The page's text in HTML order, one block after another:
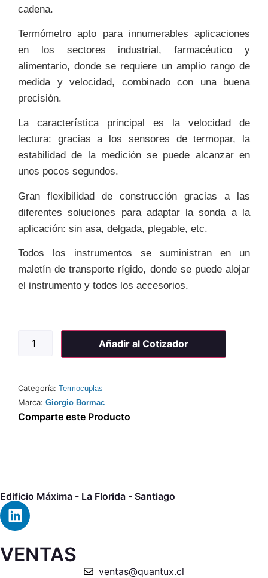
cadena.
Termómetro apto para innumerables aplicaciones
en los sectores industrial, farmacéutico y
alimentario, donde se requiere un amplio rango de
medida y velocidad, combinado con una buena
precisión.
La característica principal es la velocidad de
lectura: gracias a los sensores de termopar, la
estabilidad de la medición se puede alcanzar en
unos pocos segundos.
Gran flexibilidad de construcción gracias a las
diferentes soluciones para adaptar la sonda a la
aplicación: sin asa, delgada, plegable, etc.
Todos los instrumentos se suministran en un
maletín de transporte rígido, donde se puede alojar
el instrumento y todos los accesorios.
Añadir al Cotizador
Categoría: Termocuplas
Marca: Giorgio Bormac
Comparte este Producto
Edificio Máxima - La Florida - Santiago
VENTAS
ventas@quantux.cl